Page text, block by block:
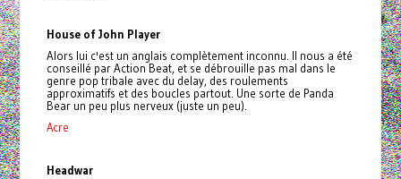
House of John Player
Alors lui c'est un anglais complètement inconnu. Il nous a été
conseillé par Action Beat, et se débrouille pas mal dans le
genre pop tribale avec du delay, des roulements
approximatifs et des boucles partout. Une sorte de Panda
Bear un peu plus nerveux (juste un peu).
Acre
Headwar